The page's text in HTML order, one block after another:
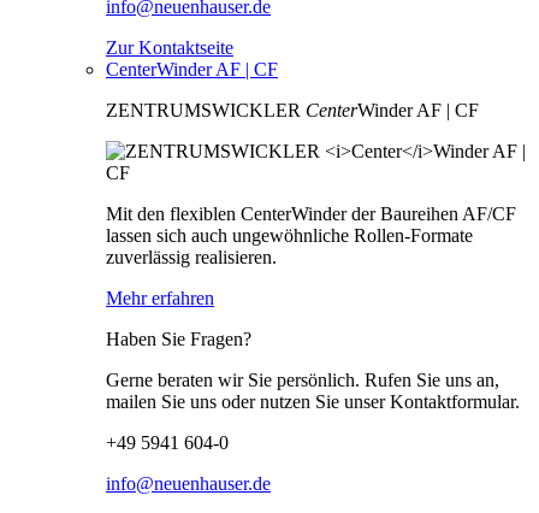
info@neuenhauser.de
Zur Kontaktseite
CenterWinder AF | CF
ZENTRUMSWICKLER CenterWinder AF | CF
Mit den flexiblen CenterWinder der Baureihen AF/CF
lassen sich auch ungewöhnliche Rollen-Formate
zuverlässig realisieren.
Mehr erfahren
Haben Sie Fragen?
Gerne beraten wir Sie persönlich. Rufen Sie uns an,
mailen Sie uns oder nutzen Sie unser Kontaktformular.
+49 5941 604-0
info@neuenhauser.de